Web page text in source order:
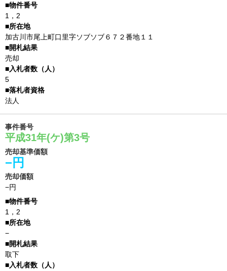
1，2
加古川市尾上町口里字ソブソブ６７２番地１１
売却
5
法人
事件番号
平成31年(ケ)第3号
売却基準価額
−円
売却価額
−円
1，2
−
取下